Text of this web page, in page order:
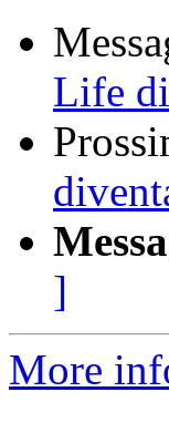
Life
]
More